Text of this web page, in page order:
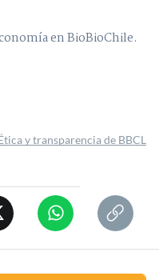
en BioBioChile.
y transparencia de BBCL